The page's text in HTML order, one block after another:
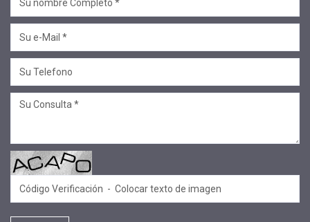
#Convenios
#Sellos Ecco
#SECOP
#Equipo de formadores
#sembrar
#EACO 2025